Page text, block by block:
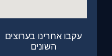
עקבו אחרינו בערוצים
השונים